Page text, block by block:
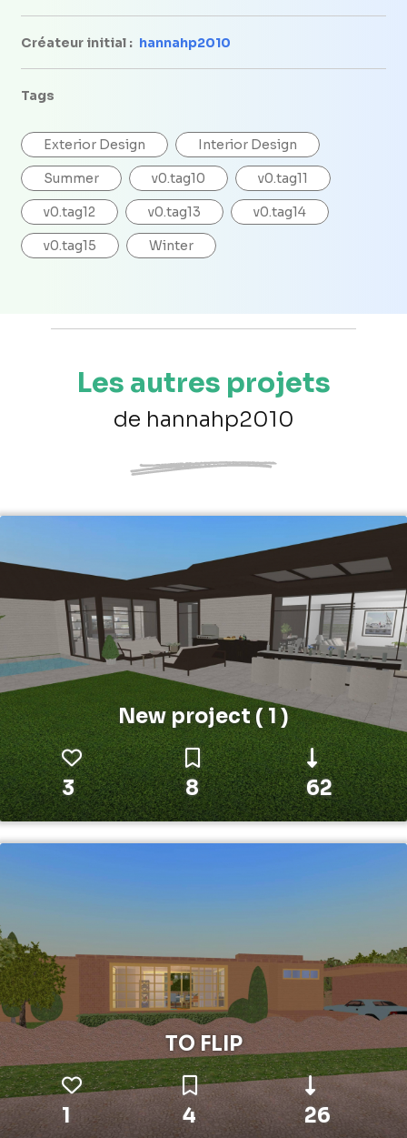
Créateur initial : hannahp2010
Tags
Exterior Design Interior Design
Summer v0.tag10 v0.tag11
v0.tag12 v0.tag13 v0.tag14
v0.tag15 Winter
Les autres projets
de hannahp2010
New project ( 1 )
3 8 62
TO FLIP
1 4 26